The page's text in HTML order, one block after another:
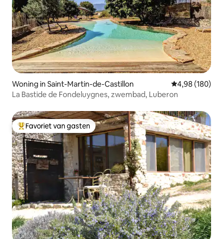
Woning in Saint-Martin-de-Castillon Gemiddelde
4,98 (180)
La Bastide de Fondeluygnes, zwembad, Luberon
Topfavoriet van gasten
Favoriet van gasten